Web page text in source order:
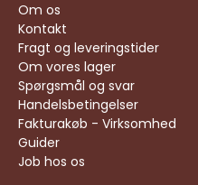
Om os
Kontakt
Fragt og leveringstider
Om vores lager
Spørgsmål og svar
Handelsbetingelser
Fakturakøb - Virksomhed
Guider
Job hos os